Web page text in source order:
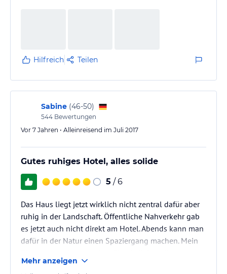
Hilfreich Teilen
Sabine (46-50)
544 Bewertungen
Vor 7 Jahren • Alleinreisend im Juli 2017
Gutes ruhiges Hotel, alles solide
5 / 6
Das Haus liegt jetzt wirklich nicht zentral dafür aber
ruhig in der Landschaft. Öffentliche Nahverkehr gab
es jetzt auch nicht direkt am Hotel. Abends kann man
dafür in der Natur einen Spaziergang machen. Mein
eingerichtet. Aber das Niveau und die Sauberkeit
Mehr anzeigen